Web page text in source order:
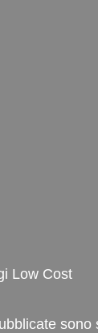
Low Cost
sono